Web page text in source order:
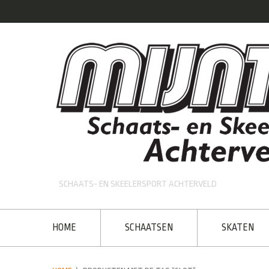
SCHAATS- EN SKEELERSPORT ACHTERVELD
HOME SCHAATSEN SKATEN